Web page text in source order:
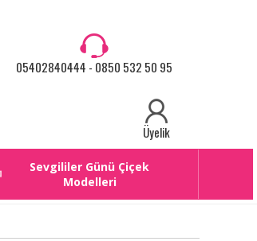
05402840444 - 0850 532 50 95
Üyelik
Sevgililer Günü Çiçek
Modelleri